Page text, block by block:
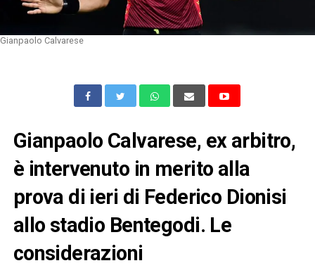
Gianpaolo Calvarese
Gianpaolo Calvarese, ex arbitro,
è intervenuto in merito alla
prova di ieri di Federico Dionisi
allo stadio Bentegodi. Le
considerazioni